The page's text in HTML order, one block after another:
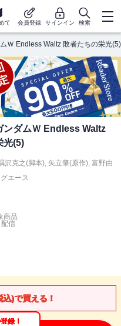
て 会員登録 サインイン 検索
Ｗ Endless Waltz 敗者たちの栄光(5)
ンダムＷ Endless Waltz
光(5)
沢克之(脚本), 矢立肇(原作), 富野由
エース
商品
配信
込)で買える！
録！